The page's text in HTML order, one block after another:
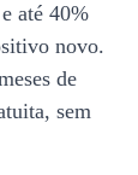
até 40%
novo.
de
sem